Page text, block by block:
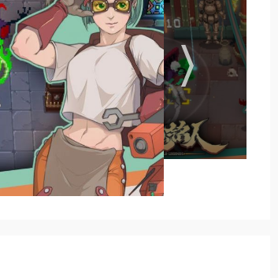
造成无差别伤害；
藏房间boss强度将一定程度降低）；
内会获得100%伤害减免；
角色将获得2秒的强控免疫。